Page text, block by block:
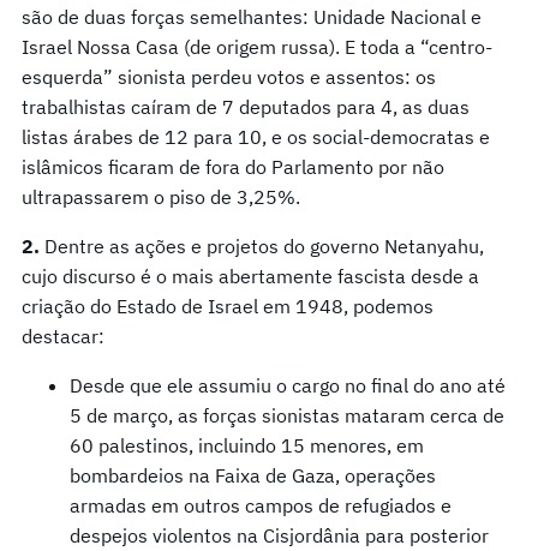
são de duas forças semelhantes: Unidade Nacional e
Israel Nossa Casa (de origem russa). E toda a “centro-
esquerda” sionista perdeu votos e assentos: os
trabalhistas caíram de 7 deputados para 4, as duas
listas árabes de 12 para 10, e os social-democratas e
islâmicos ficaram de fora do Parlamento por não
ultrapassarem o piso de 3,25%.
2. Dentre as ações e projetos do governo Netanyahu,
cujo discurso é o mais abertamente fascista desde a
criação do Estado de Israel em 1948, podemos
destacar:
Desde que ele assumiu o cargo no final do ano até
5 de março, as forças sionistas mataram cerca de
60 palestinos, incluindo 15 menores, em
bombardeios na Faixa de Gaza, operações
armadas em outros campos de refugiados e
despejos violentos na Cisjordânia para posterior